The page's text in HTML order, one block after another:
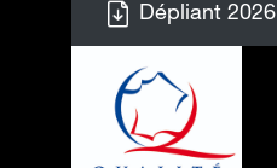
Dépliant 2026